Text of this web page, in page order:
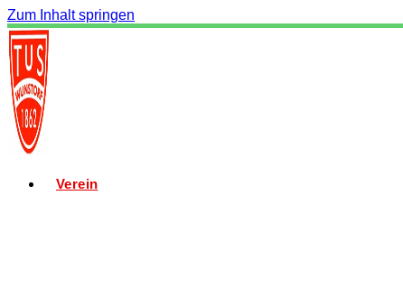
Zum Inhalt springen
Verein